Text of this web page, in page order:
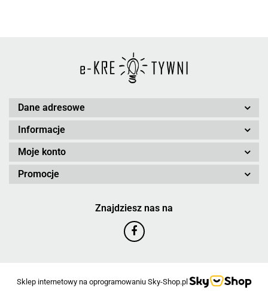
Dane adresowe
Informacje
Moje konto
Promocje
Znajdziesz nas na
Sklep internetowy na oprogramowaniu Sky-Shop.pl